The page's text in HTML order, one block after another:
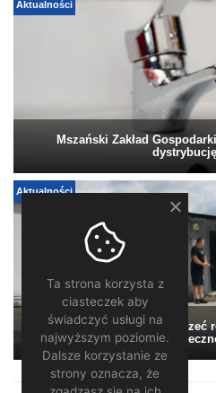
Aktualności
Mszański Zakład
Aktualności
Pomagamy. Warto wesprzeć
Ta strona korzysta z
ciasteczek aby
świadczyć usługi na
najwyższym poziomie.
Dalsze korzystanie ze
strony oznacza, że